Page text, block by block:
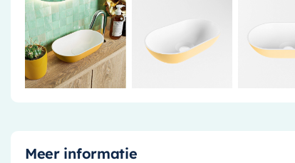
Meer informatie